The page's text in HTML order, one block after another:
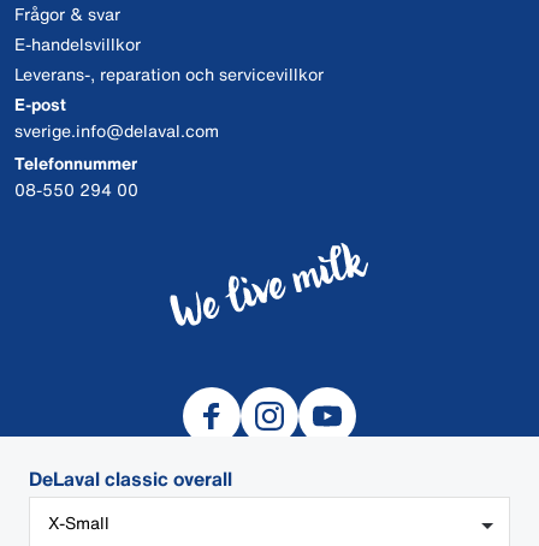
DeLaval classic overall
X-Small
Frågor & svar
E-handelsvillkor
Leverans-, reparation och servicevillkor
E-post
sverige.info@delaval.com
Telefonnummer
08-550 294 00